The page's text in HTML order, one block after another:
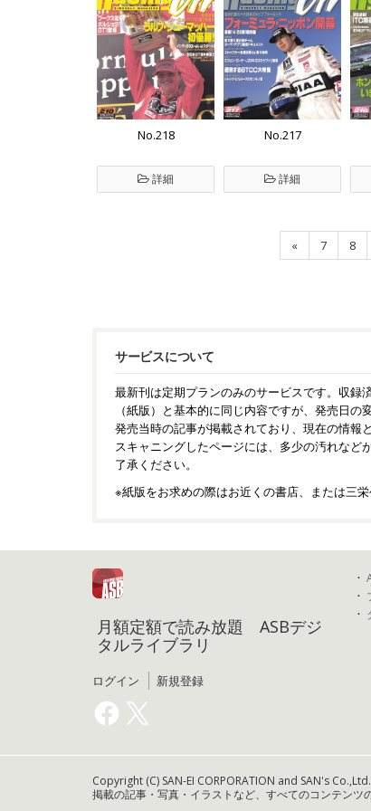
No.218
詳細
No.217
詳細
« 7 8
サービスについて
最新刊は定期プランのみのサービスです。収録
（紙版）と基本的に同じ内容ですが、発売日
発売当時の記事が掲載されており、現在の情報
スキャニングしたページには、多少の汚れな
了承ください。
※紙版をお求めの際はお近くの書店、または三
月額定額で読み放題 ASBデジ
タルライブラリ
ログイン 新規登録
Copyright (C) SAN-EI CORPORATION and SAN's
掲載の記事・写真・イラストなど、すべてのコンテンツ